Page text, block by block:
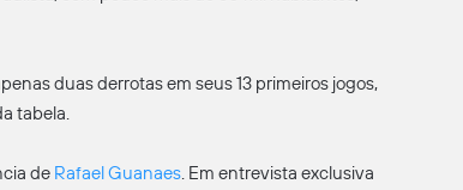
duas derrotas em seus 13 primeiros jogos,
tabela.
de Rafael Guanaes. Em entrevista exclusiva